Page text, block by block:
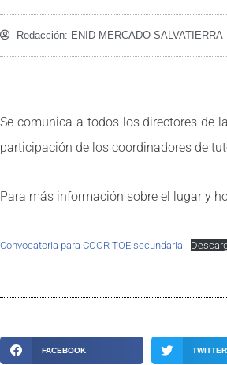
Redacción: ENID MERCADO SALVATIERRA
Se comunica a todos los directores de
participación de los coordinadores de
Para más información sobre el lugar y
Convocatoria para COOR TOE secundaria
FACEBOOK TWITTER